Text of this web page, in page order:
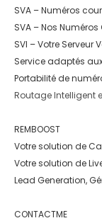
SVA – Numéros
SVA – Nos
SVI – Votre Serveur
Service adaptés
Portabilité de
Routage Intelligent
REMBOOST
Votre solution de
Votre solution de
Lead Generation,
CONTACTME